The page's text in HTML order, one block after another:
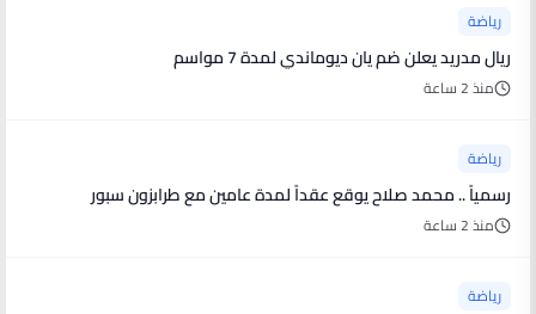
رياضة
ريال مدريد يعلن ضم يان ديوماندي لمدة 7 مواسم
منذ 2 ساعة
رياضة
رسمياً .. محمد صلاح يوقع عقداً لمدة عامين مع طرابزون سبور
منذ 2 ساعة
رياضة